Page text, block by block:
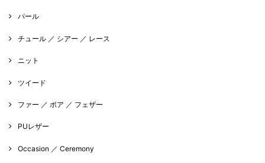
パール
チュール ／ シアー ／ レース
ニット
ツイード
ファー ／ ボア ／ フェザー
PUレザー
Occasion ／ Ceremony